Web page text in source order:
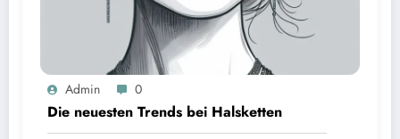
Admin 0
Die neuesten Trends bei Halsketten